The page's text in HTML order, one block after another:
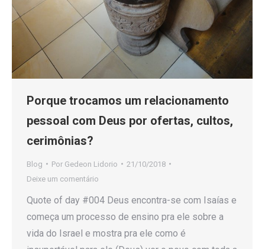
Porque trocamos um relacionamento
pessoal com Deus por ofertas, cultos,
cerimônias?
Blog Por Gedeon Lidorio
21/10/2018
Deixe um comentário
Quote of day #004 Deus encontra-se com Isaías e
começa um processo de ensino pra ele sobre a
vida do Israel e mostra pra ele como é